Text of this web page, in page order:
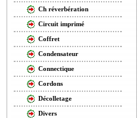
Ch réverbération
Circuit imprimé
Coffret
Condensateur
Connectique
Cordons
Décolletage
Divers